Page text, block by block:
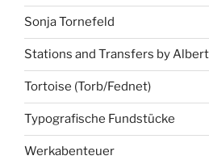
Sonja Tornefeld
Stations and Transfers by
Tortoise (Torb/Fednet)
Typografische Fundstücke
Werkabenteuer